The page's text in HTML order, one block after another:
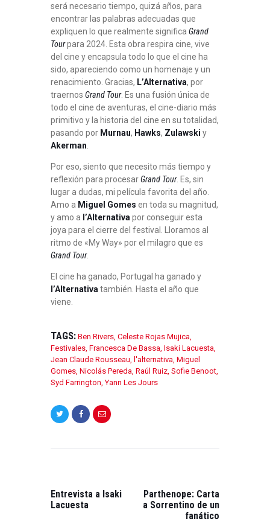
será necesario tiempo, quizá años, para
encontrar las palabras adecuadas que
expliquen lo que realmente significa Grand
Tourpara 2024. Esta obra respira cine, vive
del cine y encapsula todo lo que el cine ha
sido, apareciendo como un homenaje y un
renacimiento. Gracias, L’Alternativa, por
traernos Grand Tour. Es una fusión única de
todo el cine de aventuras, el cine-diario más
primitivo y la historia del cine en su totalidad,
pasando por Murnau, Hawks, Zulawski y
Akerman
Por eso, siento que necesito más tiempo y
reflexión para procesarGrand Tour. Es, sin
lugar a dudas, mi película favorita del año.
Amo a Miguel Gomes en toda su magnitud,
y amo a l’Alternativa por conseguir esta
joya para el cierre del festival. Lloramos al
ritmo de «My Way» por el milagro que es
Grand Tour.
El cine ha ganado, Portugal ha ganado y
l’Alternativa también. Hasta el año que
viene.
TAGS: Ben Rivers Celeste Rojas Mujica
Festivales Francesca De Bassa Isaki Lacuesta
Jean Claude Rousseau
l'alternativa Miguel
Gomes Nicolás Pereda Raúl Ruiz Sofie Benoot
Syd Farrington ,Yann Les Jours
POST:
Entrevista a Isaki
Lacuesta
Parthenope: Carta
a Sorrentino de un
fanático